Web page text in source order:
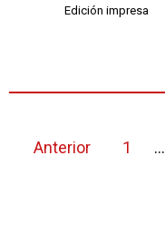
Edición impresa
Anterior 1 ...